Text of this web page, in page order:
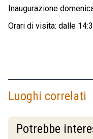
Inaugurazione
Orari di visita: dalle
Luoghi correlati
Potrebbe